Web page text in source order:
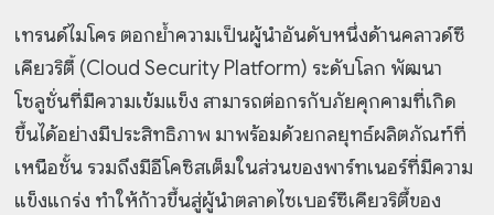
เทรนด์ไมโคร ตอกย้ำความเป็นผู้นำอันดับหนึ่งด้านคลาวด์ซี
เคียวริตี้ (Cloud Security Platform) ระดับโลก พัฒนา
โซลูชั่นที่มีความเข้มแข็ง สามารถต่อกรกับภัยคุกคามที่เกิด
ขึ้นได้อย่างมีประสิทธิภาพ มาพร้อมด้วยกลยุทธ์ผลิตภัณฑ์ที่
เหนือชั้น รวมถึงมีอีโคซิสเต็มในส่วนของพาร์ทเนอร์ที่มีความ
แข็งแกร่ง ทำให้ก้าวขึ้นสู่ผู้นำตลาดไซเบอร์ซีเคียวริตึ้ของ